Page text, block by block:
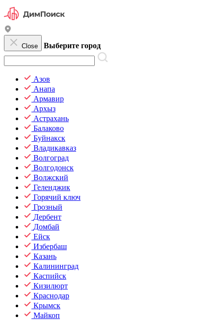
Close Выберите город
Азов
Анапа
Армавир
Архыз
Астрахань
Балаково
Буйнакск
Владикавказ
Волгоград
Волгодонск
Волжский
Геленджик
Горячий ключ
Грозный
Дербент
Домбай
Ейск
Избербаш
Казань
Калининград
Каспийск
Кизилюрт
Краснодар
Крымск
Майкоп